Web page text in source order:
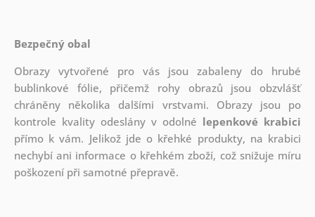
Bezpečný obal
Obrazy vytvořené pro vás jsou zabaleny do hrubé
bublinkové fólie, přičemž rohy obrazů jsou obzvlášť
chráněny několika dalšími vrstvami. Obrazy jsou po
kontrole kvality odeslány v odolné lepenkové krabici
přímo k vám. Jelikož jde o křehké produkty, na krabici
nechybí ani informace o křehkém zboží, což snižuje míru
poškození při samotné přepravě.